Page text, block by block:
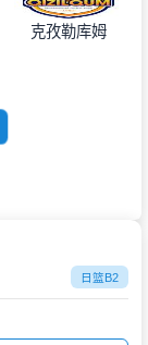
克孜勒库姆
日篮B2